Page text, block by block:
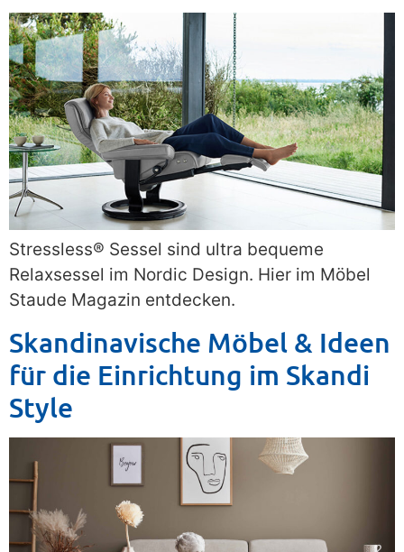
Stressless® Sessel sind ultra bequeme
Relaxsessel im Nordic Design. Hier im Möbel
Staude Magazin entdecken.
Skandinavische Möbel & Ideen
für die Einrichtung im Skandi
Style